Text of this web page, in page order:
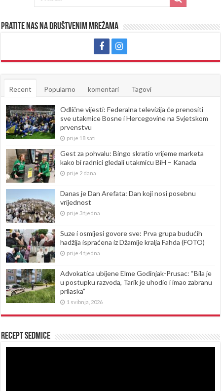
Pratite nas na društvenim mrežama
Recent Popularno komentari Tagovi
Odlične vijesti: Federalna televizija će prenositi
sve utakmice Bosne i Hercegovine na Svjetskom
prvenstvu
prije 18 sati
Gest za pohvalu: Bingo skratio vrijeme marketa
kako bi radnici gledali utakmicu BiH – Kanada
prije 2 dana
Danas je Dan Arefata: Dan koji nosi posebnu
vrijednost
prije 3 tjedna
Suze i osmijesi govore sve: Prva grupa budućih
hadžija ispraćena iz Džamije kralja Fahda (FOTO)
prije 4 tjedna
Advokatica ubijene Elme Godinjak-Prusac: “Bila je
u postupku razvoda, Tarik je uhodio i imao zabranu
prilaska”
1 svibnja, 2026
Recept sedmice